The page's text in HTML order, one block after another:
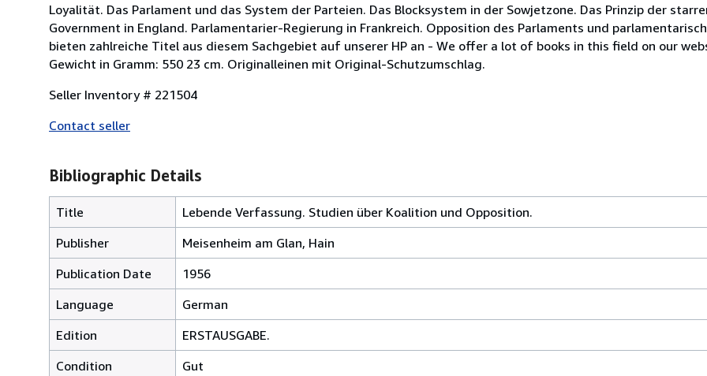
Loyalität. Das Parlament und das System der Parteien. Das Blocksystem in der Sowjetzone. Das Prinzip der
Government in England. Parlamentarier-Regierung in Frankreich. Opposition des Parlaments und
bieten zahlreiche Titel aus diesem Sachgebiet auf unserer HP an - We offer a lot of books in this field on our
Gewicht in Gramm: 550 23 cm. Originalleinen mit Original-Schutzumschlag.
Seller Inventory # 221504
Contact seller
Bibliographic Details
Title
Lebende Verfassung. Studien über Koalition und Opposition.
Publisher
Meisenheim am Glan, Hain
Publication Date
1956
Language
German
Edition
ERSTAUSGABE.
Condition
Gut